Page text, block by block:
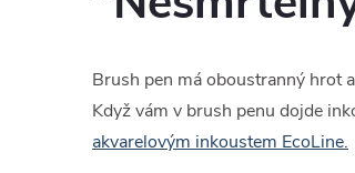
Brush pen má oboustranný hrot
Když vám v brush penu dojde
akvarelovým inkoustem EcoLine.